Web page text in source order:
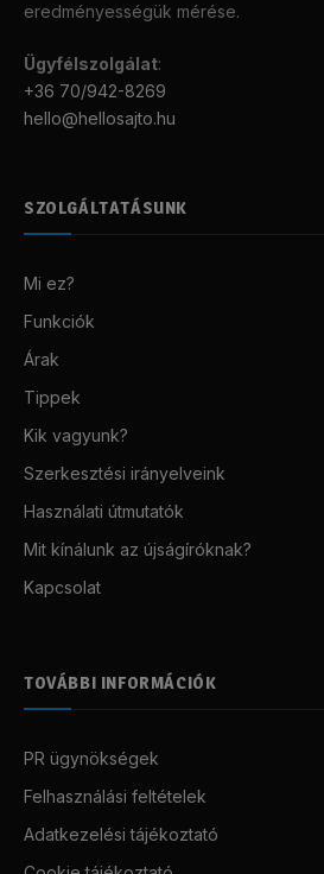
eredményességük mérése.
Ügyfélszolgálat:
+36 70/942-8269
hello@hellosajto.hu
SZOLGÁLTATÁSUNK
Mi ez?
Funkciók
Árak
Tippek
Kik vagyunk?
Szerkesztési irányelveink
Használati útmutatók
Mit kínálunk az újságíróknak?
Kapcsolat
TOVÁBBI INFORMÁCIÓK
PR ügynökségek
Felhasználási feltételek
Adatkezelési tájékoztató